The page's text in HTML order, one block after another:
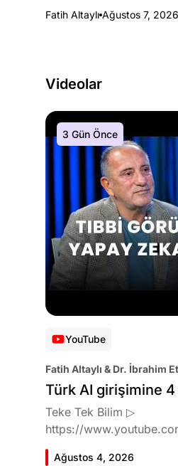
Fatih Altaylı Ağustos 7, 2026
Videolar
3 Gün Önce
YouTube
Fatih Altaylı & Dr. İbrahim
Türk AI girişimine
Teke Tek Bilim ▷
https://www.youtube.com/
Giriş 01:51 İbrahim
akademik çalışmaları
Ağustos 4, 2026